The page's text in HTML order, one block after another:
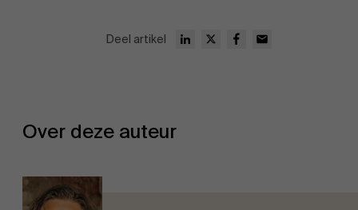
Deel artikel
Over deze auteur